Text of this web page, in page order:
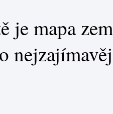
je mapa